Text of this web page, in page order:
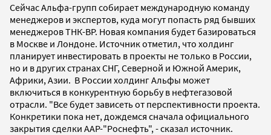
Сейчас Альфа-групп собирает международную команду
менеджеров и экспертов, куда могут попасть ряд бывших
менеджеров ТНК-ВР. Новая компания будет базироваться
в Москве и Лондоне. Источник отметил, что холдинг
планирует инвестировать в проекты не только в России,
но и в других странах СНГ, Северной и Южной Америк,
Африки, Азии. В России холдинг Альфы может
включиться в конкурентную борьбу в нефтегазовой
отрасли. "Все будет зависеть от перспективности проекта.
Конкретики пока нет, дождемся сначала официального
закрытия сделки ААР-"Роснефть", - сказал источник.